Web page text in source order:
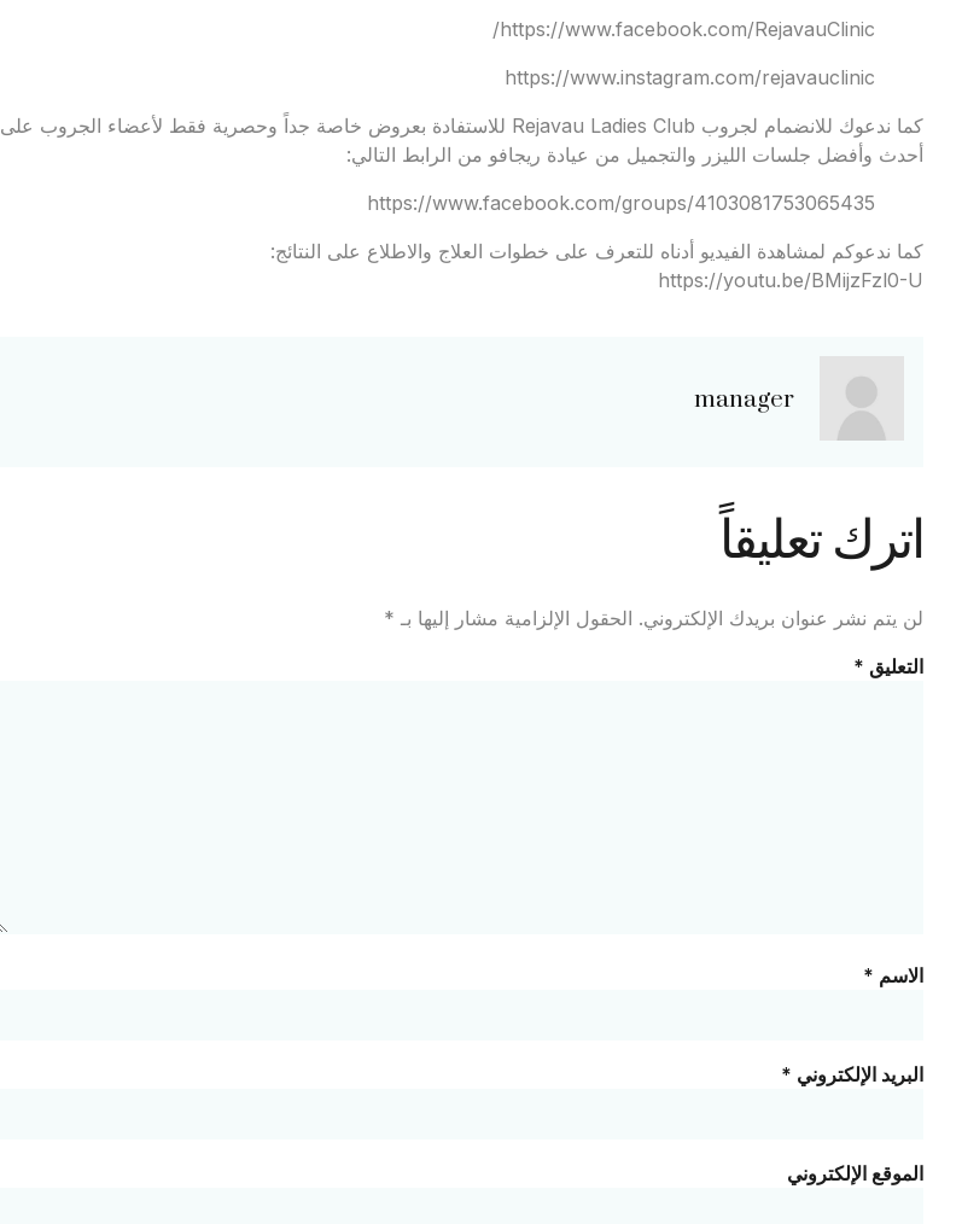
https://www.facebook.com/RejavauClinic/
https://www.instagram.com/rejavauclinic
كما ندعوك للانضمام لجروب Rejavau Ladies Club للاستفادة بعروض خاصة جداً وحصرية فقط لأعضاء الجروب على
أحدث وأفضل جلسات الليزر والتجميل من عيادة ريجافو من الرابط التالي:
https://www.facebook.com/groups/4103081753065435
كما ندعوكم لمشاهدة الفيديو أدناه للتعرف على خطوات العلاج والاطلاع على النتائج:
https://youtu.be/BMijzFzl0-U
manager
اترك تعليقاً
لن يتم نشر عنوان بريدك الإلكتروني. الحقول الإلزامية مشار إليها بـ *
التعليق *
الاسم *
البريد الإلكتروني *
الموقع الإلكتروني